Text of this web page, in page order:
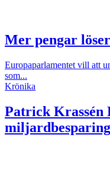
Mer pengar
Europaparlamentet vill att
som...
Krönika
Patrick Krassén
miljardbesparing